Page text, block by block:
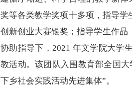
奖等各类教学奖项十多项，指导学
创新创业大赛银奖；指导学生作品
协助指导下，2021 年文学院大学
教活动。该团队入围教育部全国
下乡社会实践活动先进集体”。